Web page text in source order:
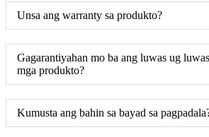
Unsa ang warranty sa produkto?
Gagarantiyahan mo ba ang luwas ug
mga produkto?
Kumusta ang bahin sa bayad sa